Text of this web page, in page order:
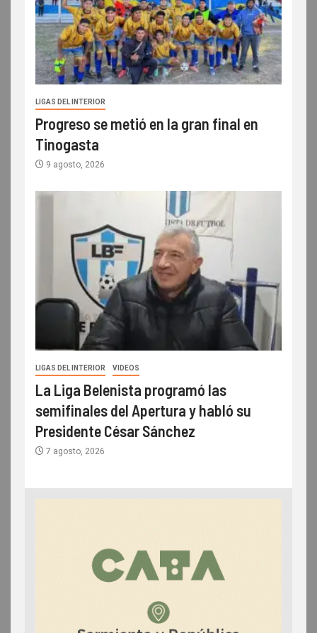
LIGAS DEL INTERIOR
Progreso se metió en la gran final en
Tinogasta
9 agosto, 2026
LIGAS DEL INTERIOR VIDEOS
La Liga Belenista programó las
semifinales del Apertura y habló su
Presidente César Sánchez
7 agosto, 2026